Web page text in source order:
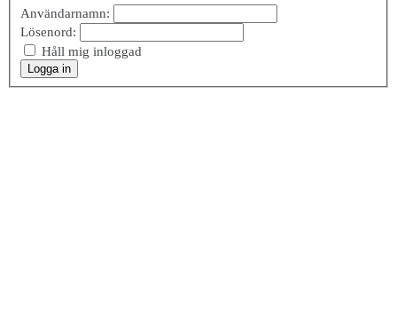
Användarnamn:
Lösenord:
Håll mig inloggad
Logga in